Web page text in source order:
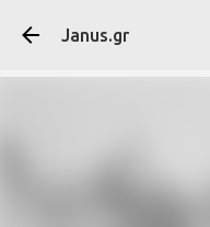
Janus.gr